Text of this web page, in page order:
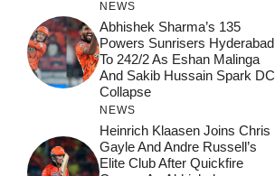
NEWS
Abhishek Sharma’s 135
Powers Sunrisers Hyderabad
To 242/2 As Eshan Malinga
And Sakib Hussain Spark DC
Collapse
NEWS
Heinrich Klaasen Joins Chris
Gayle And Andre Russell’s
Elite Club After Quickfire